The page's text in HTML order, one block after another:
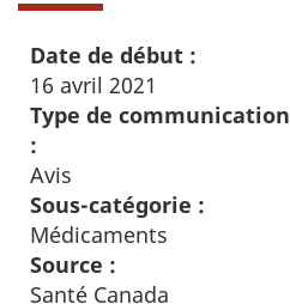
Date de début :
16 avril 2021
Type de communication
:
Avis
Sous-catégorie :
Médicaments
Source :
Santé Canada